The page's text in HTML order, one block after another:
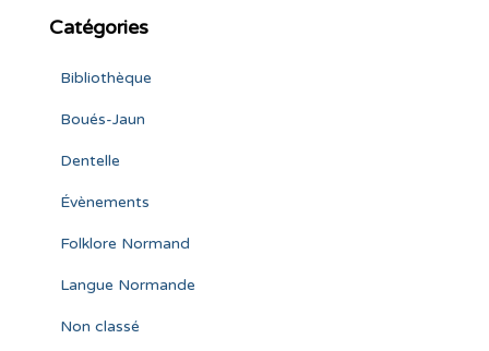
Catégories
Bibliothèque
Boués-Jaun
Dentelle
Évènements
Folklore Normand
Langue Normande
Non classé